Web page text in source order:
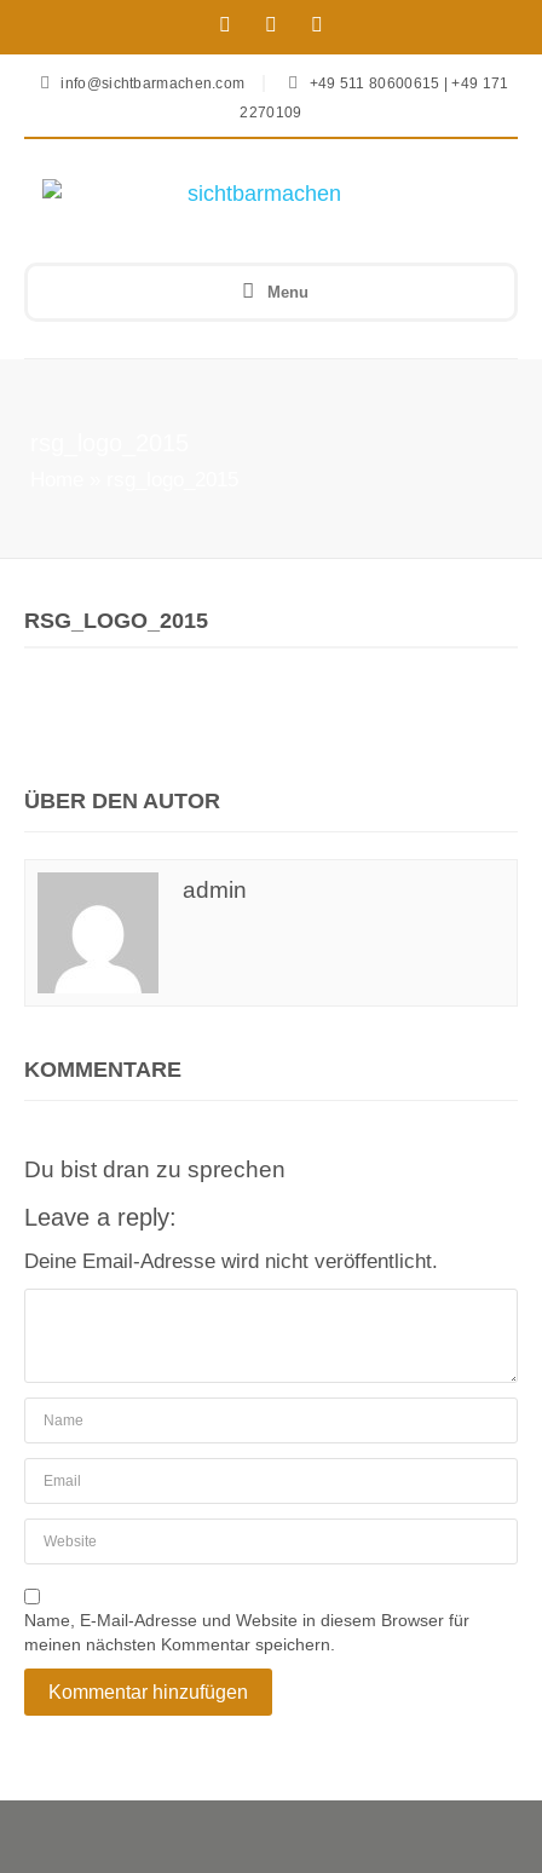
info@sichtbarmachen.com
+49 511 80600615 | +49 171
2270109
Menu
RSG_LOGO_2015
ÜBER DEN AUTOR
admin
KOMMENTARE
Du bist dran zu sprechen
Leave a reply:
Deine Email-Adresse wird nicht veröffentlicht.
Name, E-Mail-Adresse und Website in diesem Browser für
meinen nächsten Kommentar speichern.